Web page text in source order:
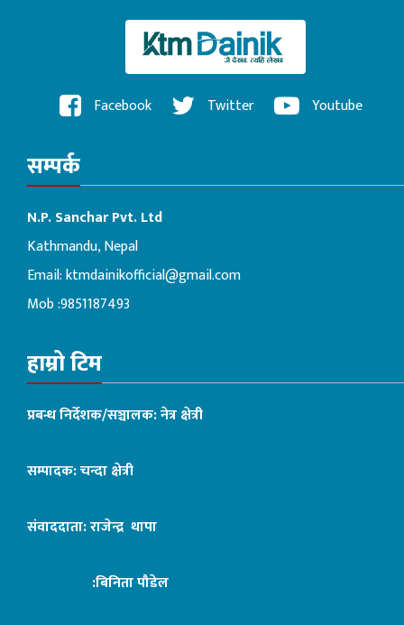
Facebook Twitter Youtube
सम्पर्क
N.P. Sanchar Pvt. Ltd
Kathmandu, Nepal
Email:ktmdainikofficial@gmail.com
Mob :9851187493
हाम्रो टिम
प्रबन्ध निर्देशक/सञ्चालक: नेत्र क्षेत्री
सम्पादक: चन्दा क्षेत्री
संवाददाता: राजेन्द्र थापा
:बिनिता पौडेल